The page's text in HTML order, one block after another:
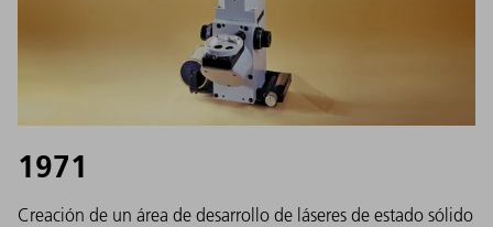
1971
Creación de un área de desarrollo de láseres de estado sólido